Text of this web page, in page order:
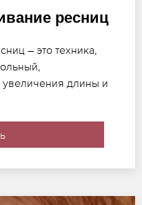
ресниц
– это техника,
увеличения длины и